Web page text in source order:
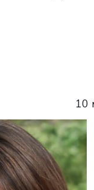
10